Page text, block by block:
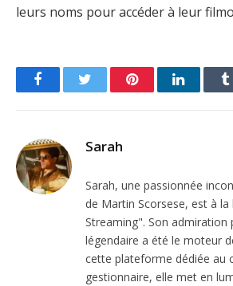
leurs noms pour accéder à leur
FacebookTwitter PinterestLinkedIn
Sarah
Sarah, une passionnée
de Martin Scorsese, est à
Streaming". Son admiration
légendaire a été le moteur
cette plateforme dédiée au
gestionnaire, elle met en